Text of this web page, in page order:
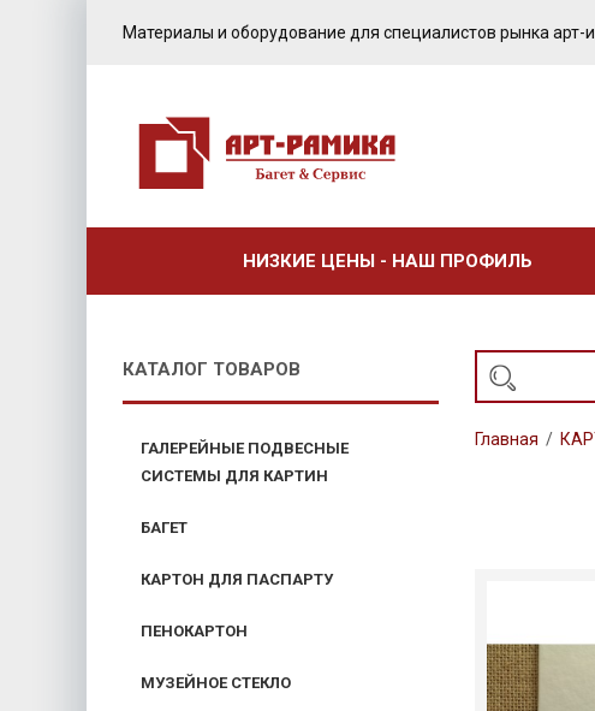
Материалы и оборудование для специалистов рынка арт-
НИЗКИЕ ЦЕНЫ - НАШ ПРОФИЛЬ
КАТАЛОГ ТОВАРОВ
ГАЛЕРЕЙНЫЕ ПОДВЕСНЫЕ
СИСТЕМЫ ДЛЯ КАРТИН
БАГЕТ
КАРТОН ДЛЯ ПАСПАРТУ
ПЕНОКАРТОН
МУЗЕЙНОЕ СТЕКЛО
Главная /